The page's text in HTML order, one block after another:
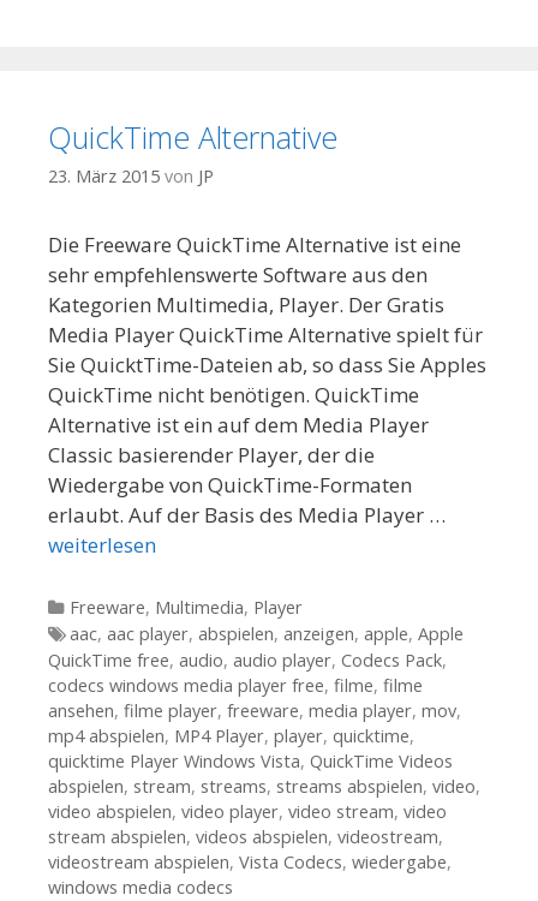
QuickTime Alternative
23. März 2015 von JP
Die Freeware QuickTime Alternative ist eine
sehr empfehlenswerte Software aus den
Kategorien Multimedia, Player. Der Gratis
Media Player QuickTime Alternative spielt für
Sie QuicktTime-Dateien ab, so dass Sie Apples
QuickTime nicht benötigen. QuickTime
Alternative ist ein auf dem Media Player
Classic basierender Player, der die
Wiedergabe von QuickTime-Formaten
erlaubt. Auf der Basis des Media Player …
weiterlesen
Kategorien
Freeware, Multimedia, Player
Tags
aac, aac player, abspielen, anzeigen, apple, Apple
QuickTime free, audio, audio player, Codecs Pack,
codecs windows media player free, filme, filme
ansehen, filme player, freeware, media player, mov,
mp4 abspielen, MP4 Player, player, quicktime,
quicktime Player Windows Vista, QuickTime Videos
abspielen, stream, streams, streams abspielen, video,
video abspielen, video player, video stream, video
stream abspielen, videos abspielen, videostream,
videostream abspielen, Vista Codecs, wiedergabe,
windows media codecs